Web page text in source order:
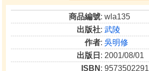
商品編號: wla135
出版社:武陵
作者:吳明修
出版日 : 2001/08/01
ISBN : 9573502291